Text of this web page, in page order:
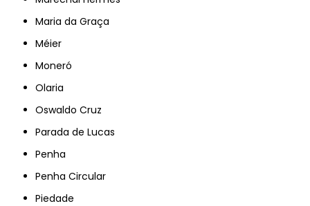
Maria da Graça
Méier
Moneró
Olaria
Oswaldo Cruz
Parada de Lucas
Penha
Penha Circular
Piedade